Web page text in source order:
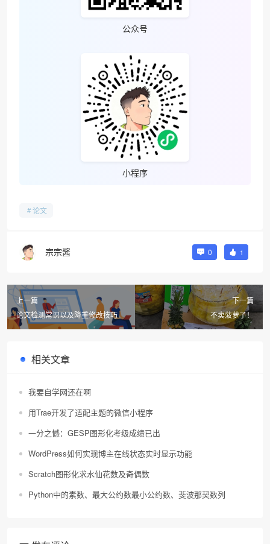
公众号
小程序
论文
宗宗酱 0 1
上一篇
论文检测常识以及降重修改技巧
下一篇
不卖菠萝了！
相关文章
我要自学网还在啊
用Trae开发了适配主题的微信小程序
一分之憾：GESP图形化考级成绩已出
WordPress如何实现博主在线状态实时显示功能
Scratch图形化求水仙花数及奇偶数
Python中的素数、最大公约数最小公约数、斐波那契数列